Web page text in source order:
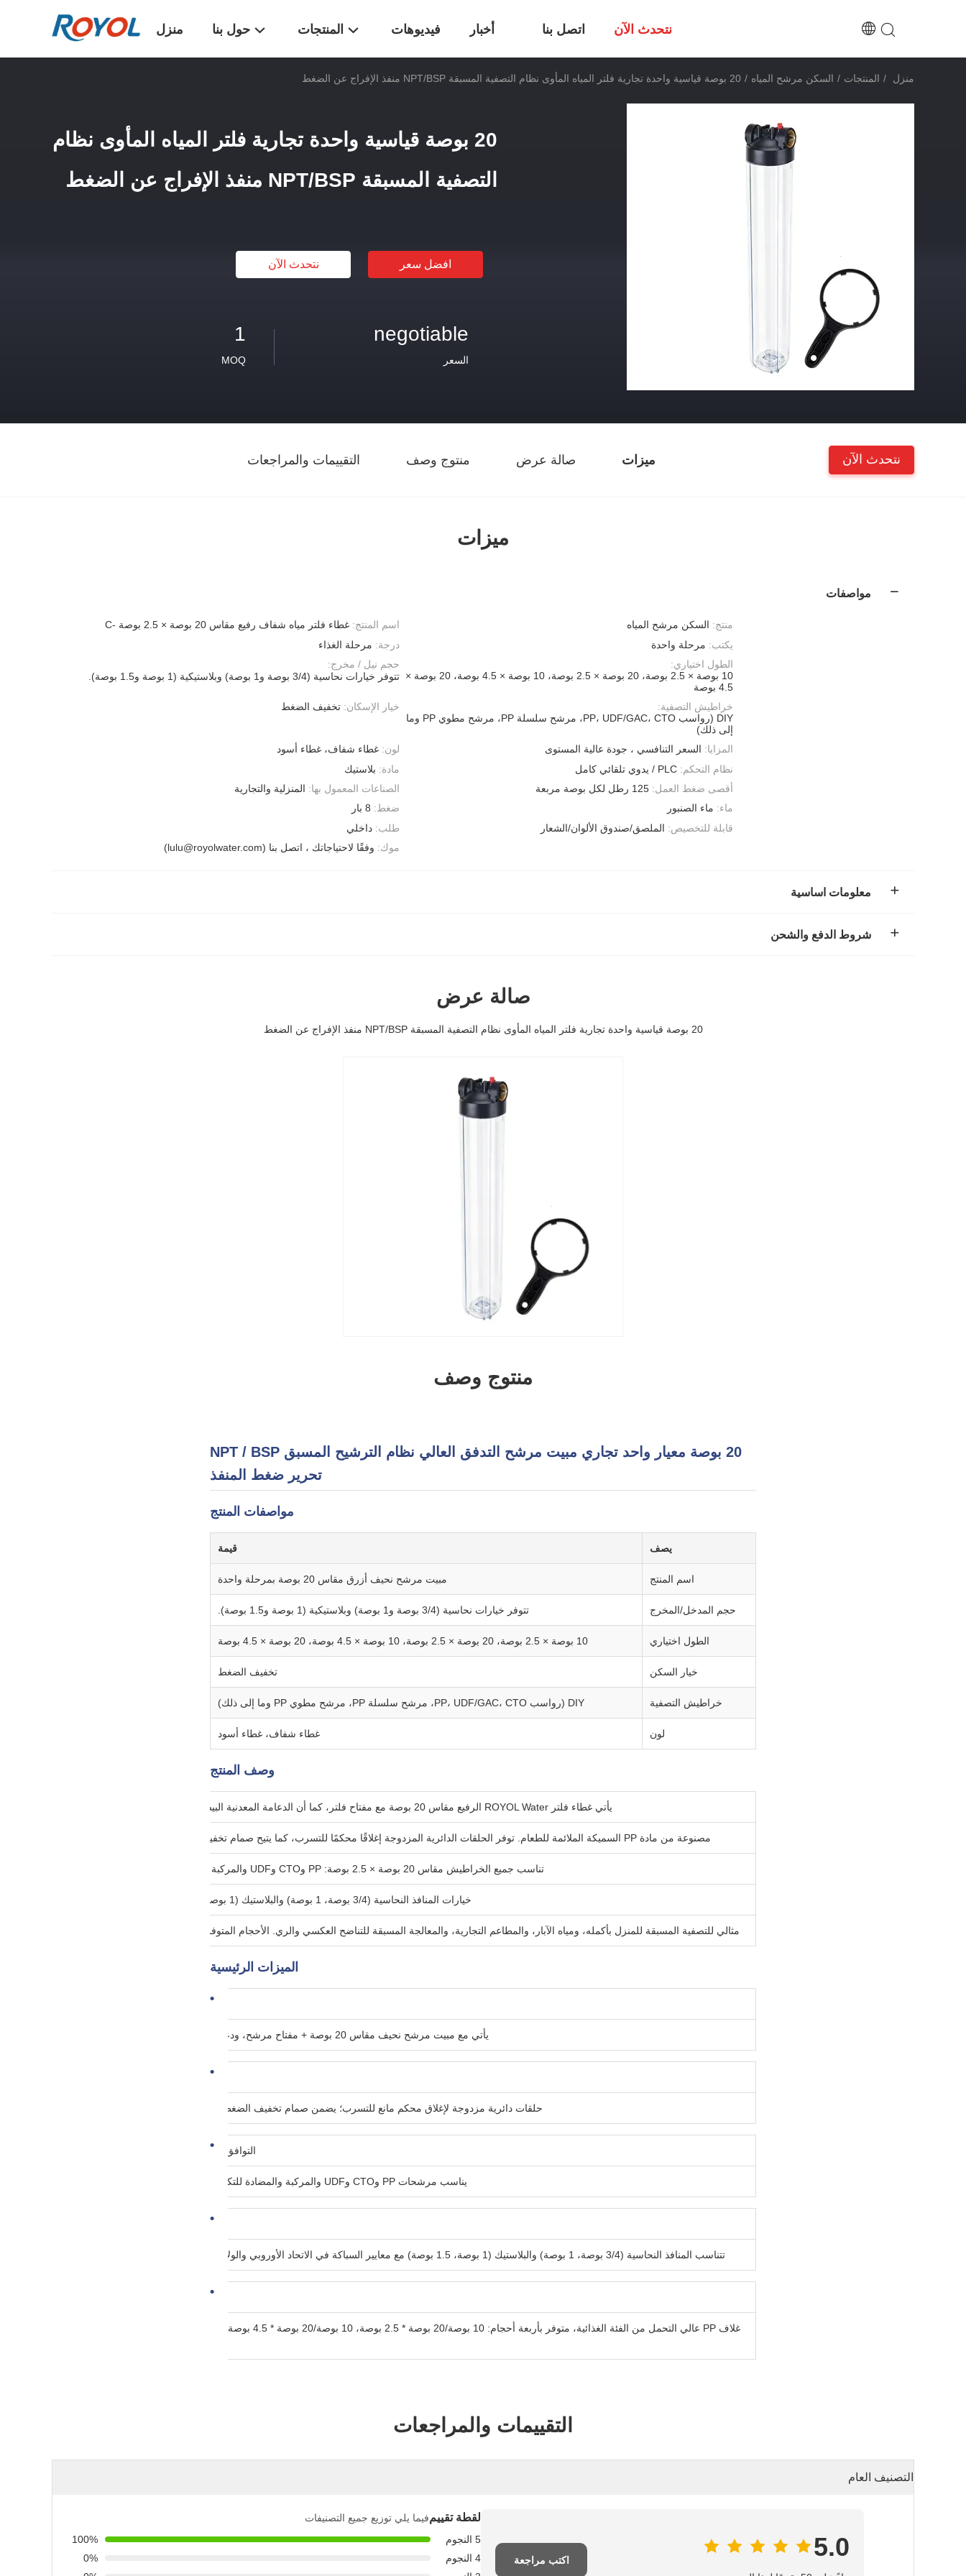
منزل حول بنا المنتجات فيديوهات أخبار اتصل بنا نتحدث الآن
منزل / المنتجات / السكن مرشح المياه / 20 بوصة قياسية واحدة تجارية فلتر المياه المأوى نظام التصفية المسبقة NPT/BSP منفذ الإفراج عن الضغط
20 بوصة قياسية واحدة تجارية فلتر المياه المأوى نظام
التصفية المسبقة NPT/BSP منفذ الإفراج عن الضغط
افضل سعر نتحدث الآن
1
MOQ
negotiable
السعر
ميزات صالة عرض منتوج وصف التقييمات والمراجعات نتحدث الآن
ميزات
مواصفات
اسم المنتج: غطاء فلتر مياه شفاف رفيع مقاس 20 بوصة × 2.5 بوصة -C منتج: السكن مرشح المياه
درجة: مرحلة الغذاء يكتب: مرحلة واحدة
حجم نيل / مخرج:
تتوفر خيارات نحاسية (3/4 بوصة و1 بوصة) وبلاستيكية (1 بوصة و1.5 بوصة).
الطول اختياري:
10 بوصة × 2.5 بوصة، 20 بوصة × 2.5 بوصة، 10 بوصة × 4.5 بوصة، 20 بوصة ×
4.5 بوصة
خيار الإسكان: تخفيف الضغط
خراطيش التصفية:
DIY (رواسب PP، UDF/GAC، CTO، مرشح سلسلة PP، مرشح مطوي PP وما
إلى ذلك)
لون: غطاء شفاف، غطاء أسود المزايا: السعر التنافسي ، جودة عالية المستوى
مادة: بلاستيك نظام التحكم: PLC / يدوي تلقائي كامل
الصناعات المعمول بها: المنزلية والتجارية أقصى ضغط العمل: 125 رطل لكل بوصة مربعة
ضغط: 8 بار ماء: ماء الصنبور
طلب: داخلي قابلة للتخصيص: الملصق/صندوق الألوان/الشعار
موك: وفقًا لاحتياجاتك ، اتصل بنا (lulu@royolwater.com)
معلومات اساسية
شروط الدفع والشحن
صالة عرض
20 بوصة قياسية واحدة تجارية فلتر المياه المأوى نظام التصفية المسبقة NPT/BSP منفذ الإفراج عن الضغط
منتوج وصف
20 بوصة معيار واحد تجاري مبيت مرشح التدفق العالي نظام الترشيح المسبق NPT / BSP
تحرير ضغط المنفذ
مواصفات المنتج
يصف قيمة
اسم المنتج مبيت مرشح نحيف أزرق مقاس 20 بوصة بمرحلة واحدة
حجم المدخل/المخرج تتوفر خيارات نحاسية (3/4 بوصة و1 بوصة) وبلاستيكية (1 بوصة و1.5 بوصة).
الطول اختياري 10 بوصة × 2.5 بوصة، 20 بوصة × 2.5 بوصة، 10 بوصة × 4.5 بوصة، 20 بوصة × 4.5 بوصة
خيار السكن تخفيف الضغط
خراطيش التصفية DIY (رواسب PP، UDF/GAC، CTO، مرشح سلسلة PP، مرشح مطوي PP وما إلى ذلك)
لون غطاء شفاف، غطاء أسود
وصف المنتج
يأتي غطاء فلتر ROYOL Water الرفيع مقاس 20 بوصة مع مفتاح فلتر، كما أن الدعامة المعدنية البيضاء المثبتة على الحائط والخراطيش اختيارية.
مصنوعة من مادة PP السميكة الملائمة للطعام. توفر الحلقات الدائرية المزدوجة إغلاقًا محكمًا للتسرب، كما يتيح صمام تخفيف الضغط العلوي استبدال الفلتر بشكل آمن.
تناسب جميع الخراطيش مقاس 20 بوصة × 2.5 بوصة: PP وCTO وUDF والمركبة والمضادة للتكلس لمياه الصنبور أو مياه الآبار.
خيارات المنافذ النحاسية (3/4 بوصة، 1 بوصة) والبلاستيك (1 بوصة، 1.5 بوصة) تناسب معايير السباكة العالمية.
مثالي للتصفية المسبقة للمنزل بأكمله، ومياه الآبار، والمطاعم التجارية، والمعالجة المسبقة للتناضح العكسي والري. الأحجام المتوفرة: 10"*2.5"، 20"*2.5"، 10"*4.5"، 20"*4.5".
الميزات الرئيسية
يأتي مع مبيت مرشح نحيف مقاس 20 بوصة + مفتاح مرشح، ودعامة حائط معدنية بيضاء اختيارية وخراطيش فلتر.
حلقات دائرية مزدوجة لإغلاق محكم مانع للتسرب؛ يضمن صمام تخفيف الضغط بالغطاء العلوي استبدال الخرطوشة بشكل آمن.
التوافق العالمي للخرطوشة مقاس 20 بوصة * 2.5 بوصة
يناسب مرشحات PP وCTO وUDF والمركبة والمضادة للتكلس، وقابلة للتخصيص لمياه الصنبور أو مياه الآبار.
تتناسب المنافذ النحاسية (3/4 بوصة، 1 بوصة) والبلاستيك (1 بوصة، 1.5 بوصة) مع معايير السباكة في الاتحاد الأوروبي والولايات المتحدة والشرق الأوسط وجنوب شرق آسيا.
التقييمات والمراجعات
التصنيف العام
5.0 اكتب مراجعة
لقطة تقييمفيما يلي توزيع جميع التصنيفات
5 النجوم
100%
4 النجوم
0%